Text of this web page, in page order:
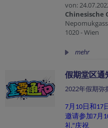
von:
Chinesische
1020 - Wien
mehr
假期堂区通
2022年假期弥
7月 10 日和 17
邀请参加7月
礼”庆祝